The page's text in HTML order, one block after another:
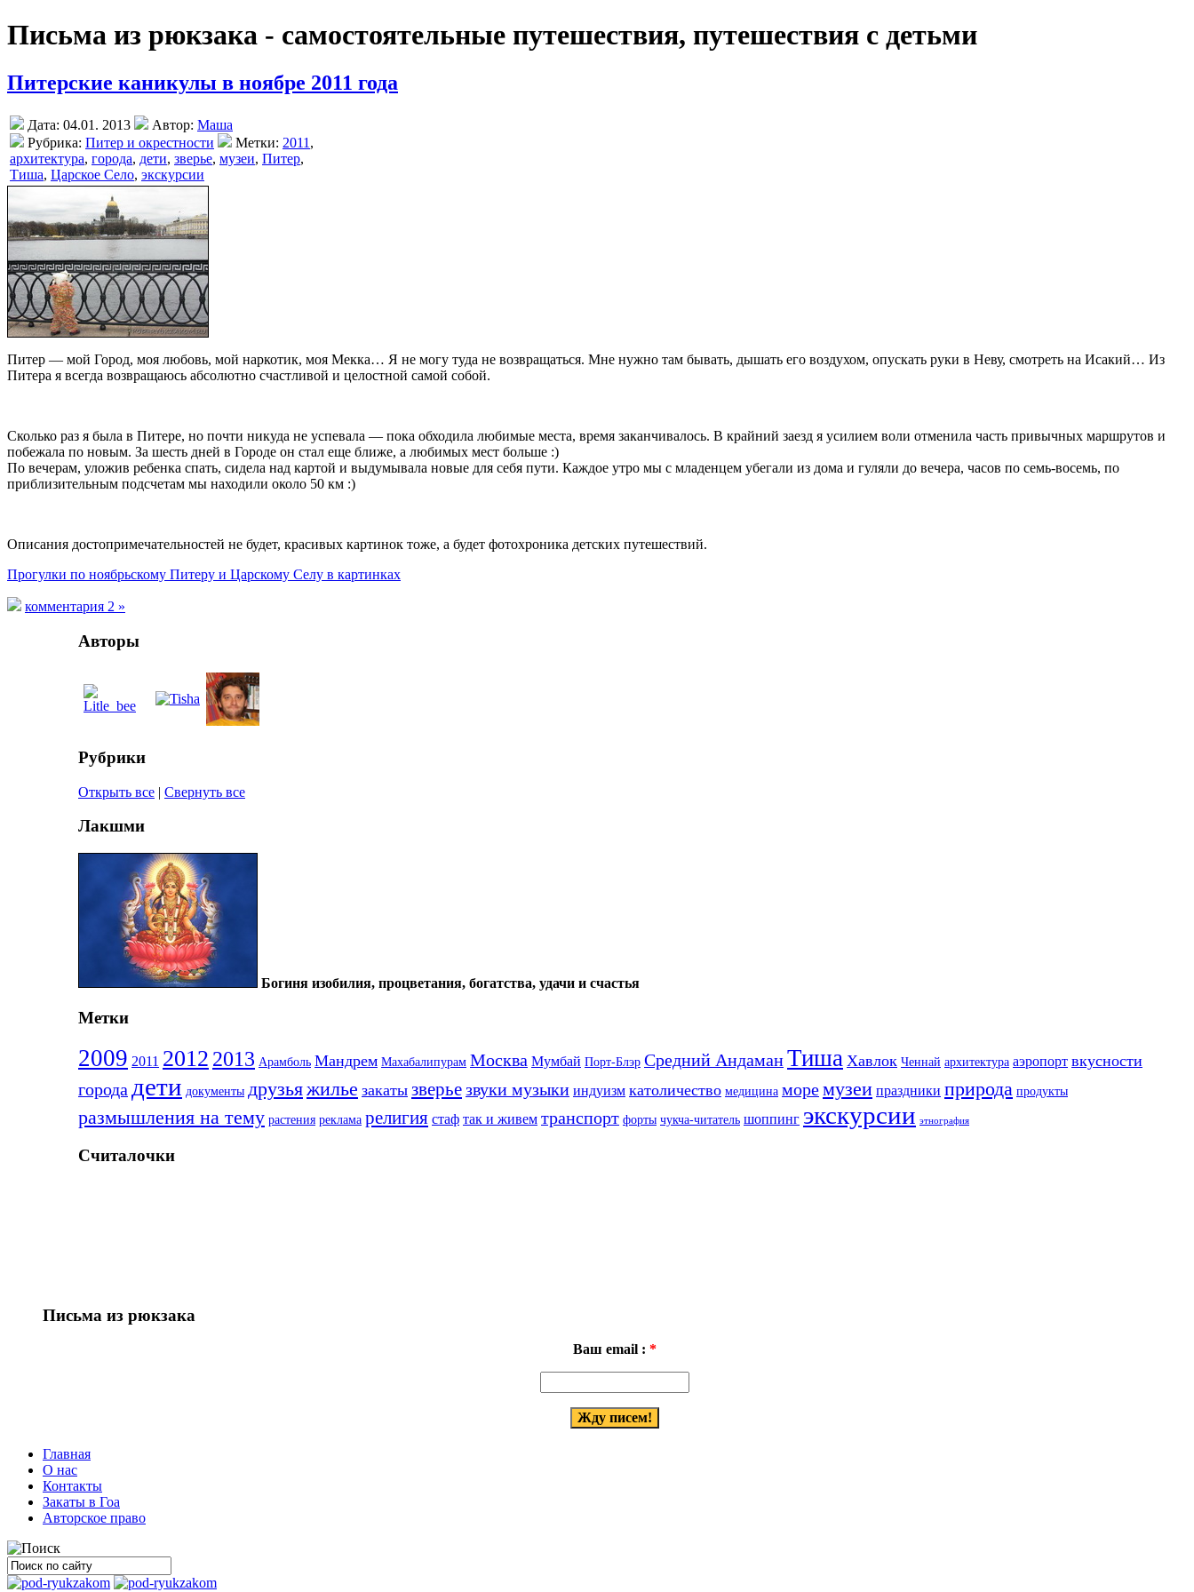
Письма из рюкзака - самостоятельные путешествия, путешествия с детьми
Питерские каникулы в ноябре 2011 года
Дата: 04.01. 2013 Автор: Маша
Рубрика: Питер и окрестности Метки: 2011 ,
архитектура, города, дети, зверье, музеи, Питер,
Тиша, Царское Село, экскурсии
Питер — мой Город, моя любовь, мой наркотик, моя Мекка… Я не могу туда не возвращаться. Мне нужно там бывать, дышать его воздухом, опускать руки в Неву, смотреть на Исакий… Из
Питера я всегда возвращаюсь абсолютно счастливой и целостной самой собой.
Сколько раз я была в Питере, но почти никуда не успевала — пока обходила любимые места, время заканчивалось. В крайний заезд я усилием воли отменила часть привычных маршрутов и
побежала по новым. За шесть дней в Городе он стал еще ближе, а любимых мест больше :)
По вечерам, уложив ребенка спать, сидела над картой и выдумывала новые для себя пути. Каждое утро мы с младенцем убегали из дома и гуляли до вечера, часов по семь-восемь, по
приблизительным подсчетам мы находили около 50 км :)
Описания достопримечательностей не будет, красивых картинок тоже, а будет фотохроника детских путешествий.
Прогулки по ноябрьскому Питеру и Царскому Селу в картинках
комментария 2 »
Авторы
Рубрики
Открыть все | Свернуть все
Лакшми
Богиня изобилия, процветания, богатства, удачи и счастья
Метки
2009 2011 2012 2013 Арамболь Мандрем Махабалипурам Москва Мумбай Порт-Блэр Средний АндаманТиша Хавлок Ченнай архитектура аэропорт вкусности
города дети документы друзьяжилье закаты зверьезвуки музыки индуизм католичество медицина моремузеи праздники природа продукты
размышления на тему растения реклама религия стаф так и живем транспорт форты чукча-читатель шоппинг экскурсии этнография
Считалочки
Письма из рюкзака
Ваш email : *
Главная
О нас
Контакты
Закаты в Гоа
Авторское право